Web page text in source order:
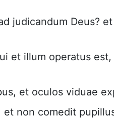
judicandum Deus?
et illum operatus
et oculos viduae
et non comedit